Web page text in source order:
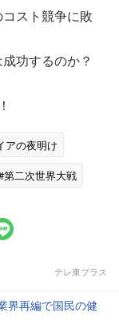
スト競争に敗
功するのか？
アの夜明け
第二次世界大戦
テレ東プラス
界再編で国民の健